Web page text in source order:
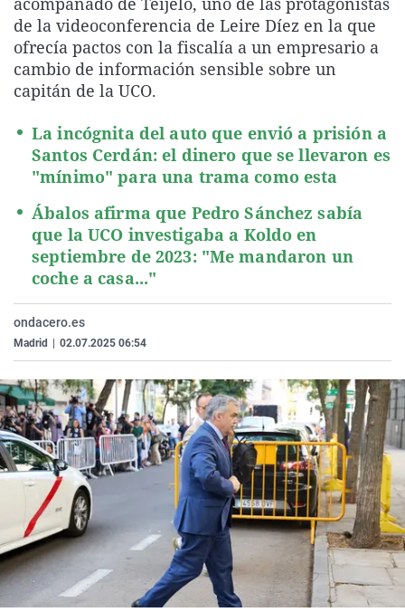
La rosa de los vientos
Gente viajera
Como el perro y el
Caso
Retornados
Equipo de
Extremadura
Galicia
La Rioja
País Vasco
Virales
Televisión
Elecciones
de la videoconferencia de Leire Díez en la que
ofrecía pactos con la fiscalía a un empresario a
cambio de información sensible sobre un
capitán de la UCO.
La incógnita del auto que envió a prisión a
Santos Cerdán: el dinero que se llevaron es
"mínimo" para una trama como esta
Ábalos afirma que Pedro Sánchez sabía
que la UCO investigaba a Koldo en
septiembre de 2023: "Me mandaron un
coche a casa..."
ondacero.es
Madrid 02.07.2025 06:54